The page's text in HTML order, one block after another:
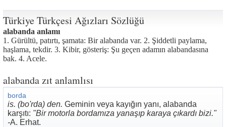
Türkiye Türkçesi Ağızları Sözlüğü
alabanda anlamı
1. Gürültü, patırtı, şamata: Bir alabanda var. 2. Şiddetli paylama,
haşlama, tekdir. 3. Kibir, gösteriş: Şu geçen adamın alabandasına
bak. 4. Acele.
alabanda zıt anlamlısı
borda
is. (bo'rda) den. Geminin veya kayığın yanı, alabanda
karşıtı: "Bir motorla bordamıza yanaşıp karaya çıkardı bizi."
-A. Erhat.